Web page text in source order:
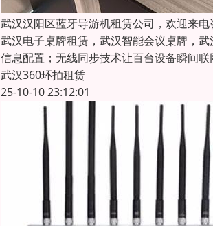
武汉汉阳区蓝牙导游机租赁公司，欢迎来电
武汉电子桌牌租赁，武汉智能会议桌牌，
信息配置；无线同步技术让百台设备瞬间
武汉360环拍租赁
25-10-10 23:12:01